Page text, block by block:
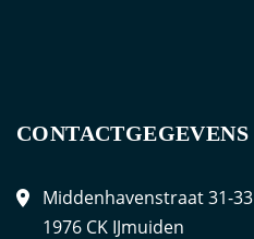
CONTACTGEGEVENS
Middenhavenstraat 31-33
1976 CK IJmuiden